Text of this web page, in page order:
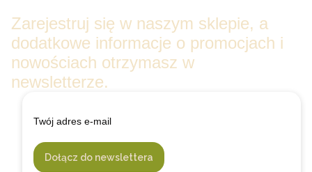
Zarejestruj się w naszym sklepie, a
dodatkowe informacje o promocjach i
nowościach otrzymasz w
newsletterze.
Twój adres e-mail
Dołącz do newslettera